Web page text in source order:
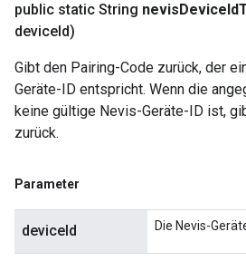
public static String nevisDeviceId
deviceId)
Gibt den Pairing-Code zurück, der
Geräte-ID entspricht. Wenn die
keine gültige Nevis-Geräte-ID ist,
zurück.
Parameter
deviceId Die Nevis-